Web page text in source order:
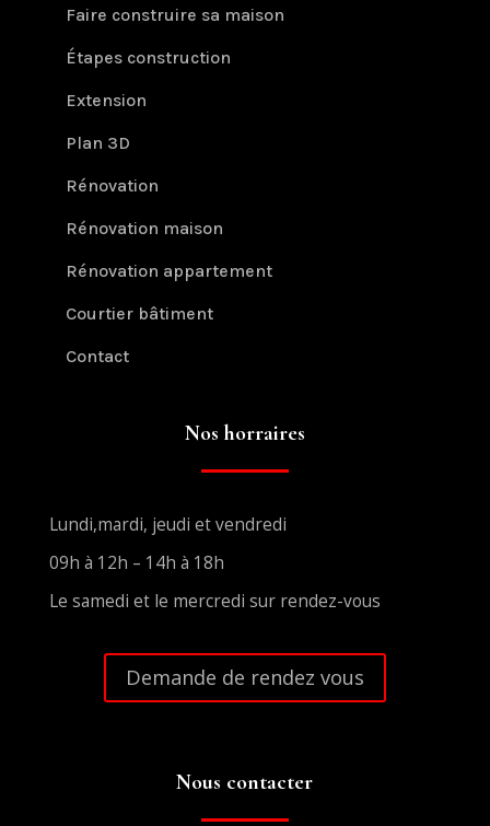
Faire construire sa maison
Étapes construction
Extension
Plan 3D
Rénovation
Rénovation maison
Rénovation appartement
Courtier bâtiment
Contact
Nos horraires
Lundi,mardi, jeudi et vendredi
09h à 12h – 14h à 18h
Le samedi et le mercredi sur rendez-vous
Demande de rendez vous
Nous contacter